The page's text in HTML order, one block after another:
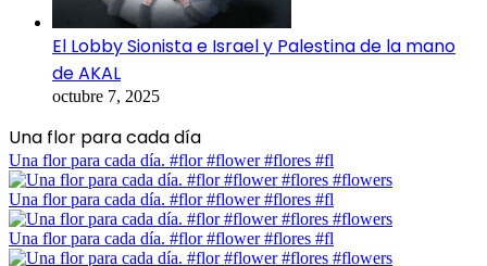
El Lobby Sionista e Israel y Palestina de la mano
de AKAL
octubre 7, 2025
Una flor para cada día
Una flor para cada día. #flor #flower #flores #fl
Una flor para cada día. #flor #flower #flores #fl
Una flor para cada día. #flor #flower #flores #fl